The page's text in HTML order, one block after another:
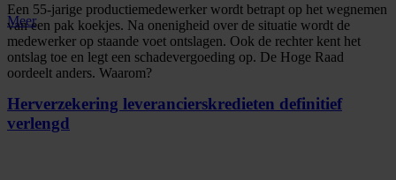
Een 55-jarige productiemedewerker wordt betrapt op het wegnemen
van een pak koekjes. Na onenigheid over de situatie wordt de
medewerker op staande voet ontslagen. Ook de rechter kent het
ontslag toe en legt een schadevergoeding op. De Hoge Raad
oordeelt anders. Waarom?
Meer
Herverzekering leverancierskredieten definitief
verlengd